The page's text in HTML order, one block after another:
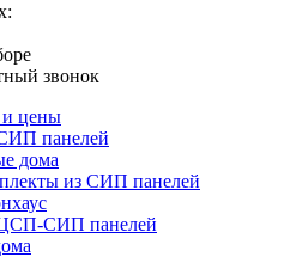
звонок
цены
панелей
дома
из СИП панелей
СИП панелей